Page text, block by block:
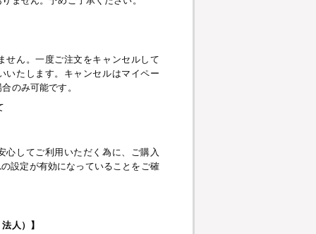
せん。一度ご注文をキャンセルして
いたします。キャンセルはマイペー
のみ可能です。
心してご利用いただく為に、ご購入
設定が有効になっていることをご確
人）】